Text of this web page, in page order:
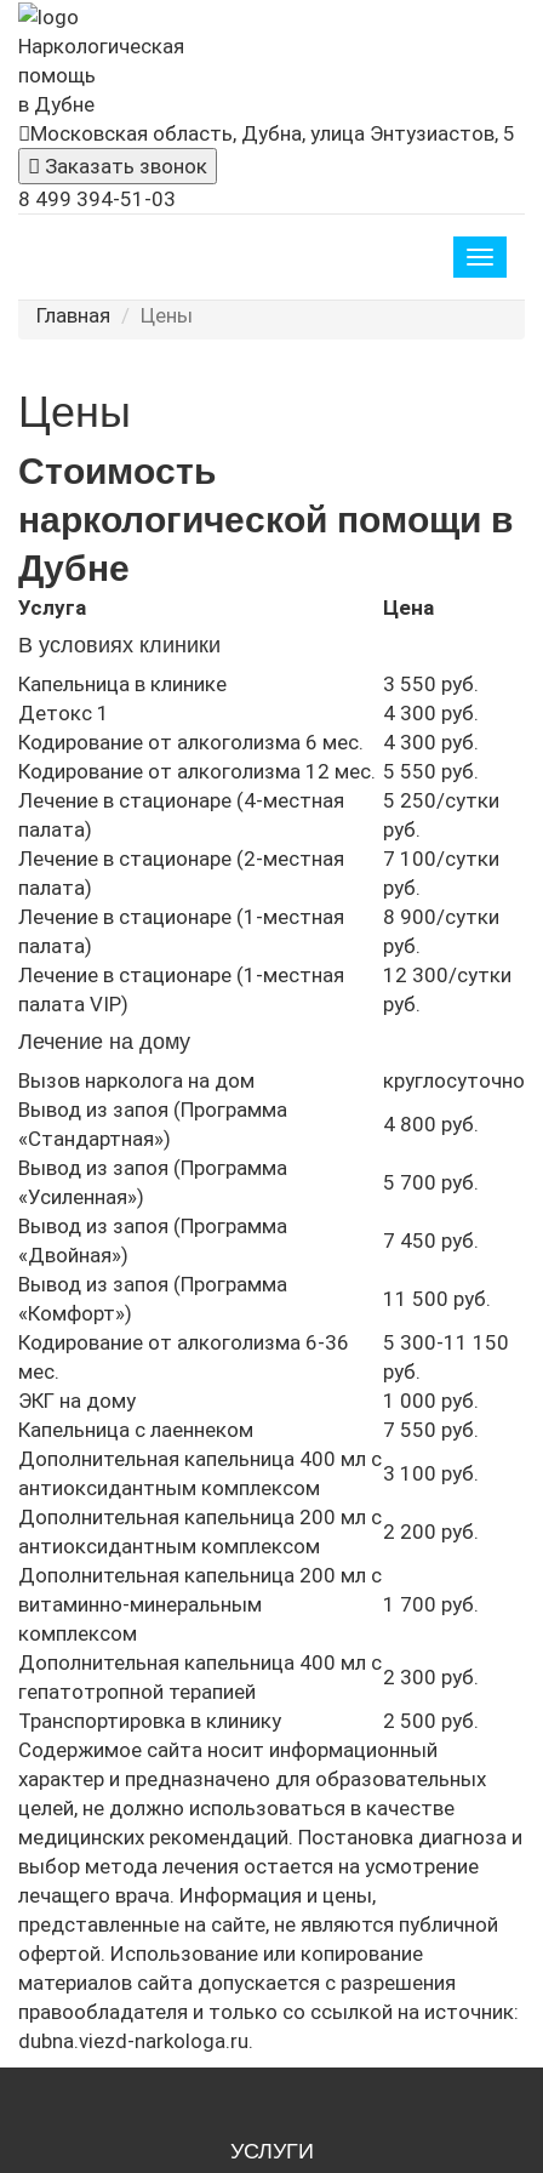
Наркологическая
помощь
в Дубне
Московская область, Дубна, улица Энтузиастов, 5
Заказать звонок
8 499 394-51-03
Toggle
Главная
Цены
Цены
Стоимость
наркологической помощи в
Дубне
Услуга
Цена
В условиях клиники
Капельница в клинике
3 550 руб.
Детокс 1
4 300 руб.
Кодирование от алкоголизма 6 мес.
4 300 руб.
Кодирование от алкоголизма 12 мес. 5 550 руб.
Лечение в стационаре (4-местная
палата)
5 250/сутки
руб.
Лечение в стационаре (2-местная
палата)
7 100/сутки
руб.
Лечение в стационаре (1-местная
палата)
8 900/сутки
руб.
Лечение в стационаре (1-местная
палата VIP)
12 300/сутки
руб.
Лечение на дому
Вызов нарколога на дом
круглосуточно
Вывод из запоя (Программа
«Стандартная»)
4 800 руб.
Вывод из запоя (Программа
«Усиленная»)
5 700 руб.
Вывод из запоя (Программа
«Двойная»)
7 450 руб.
Вывод из запоя (Программа
«Комфорт»)
11 500 руб.
Кодирование от алкоголизма 6-36
мес.
5 300-11 150
руб.
ЭКГ на дому
1 000 руб.
Капельница с лаеннеком
7 550 руб.
Дополнительная капельница 400 мл с
антиоксидантным комплексом
3 100 руб.
Дополнительная капельница 200 мл с
антиоксидантным комплексом
2 200 руб.
Дополнительная капельница 200 мл с
витаминно-минеральным
комплексом
1 700 руб.
Дополнительная капельница 400 мл с
гепатотропной терапией
2 300 руб.
Транспортировка в клинику
2 500 руб.
Содержимое сайта носит информационный
характер и предназначено для образовательных
целей, не должно использоваться в качестве
медицинских рекомендаций. Постановка диагноза и
выбор метода лечения остается на усмотрение
лечащего врача. Информация и цены,
представленные на сайте, не являются публичной
офертой. Использование или копирование
материалов сайта допускается с разрешения
правообладателя и только со ссылкой на источник:
dubna.viezd-narkologa.ru.
УСЛУГИ